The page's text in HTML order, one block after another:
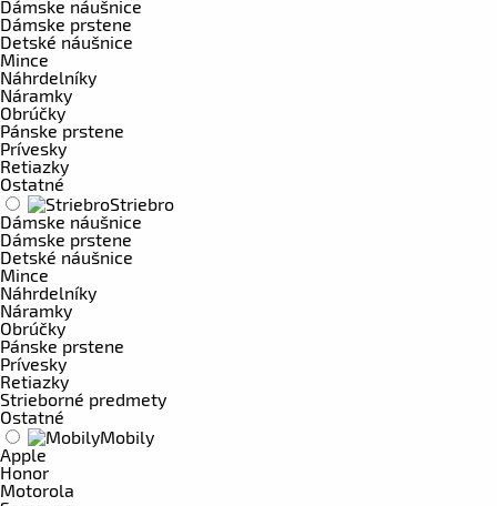
Dámske náušnice
Dámske prstene
Detské náušnice
Mince
Náhrdelníky
Náramky
Obrúčky
Pánske prstene
Prívesky
Retiazky
Ostatné
Striebro
Dámske náušnice
Dámske prstene
Detské náušnice
Mince
Náhrdelníky
Náramky
Obrúčky
Pánske prstene
Prívesky
Retiazky
Strieborné predmety
Ostatné
Mobily
Apple
Honor
Motorola